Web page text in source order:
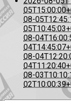
08-
08-
08-
08-